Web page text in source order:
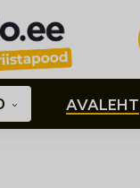
AVALEHT